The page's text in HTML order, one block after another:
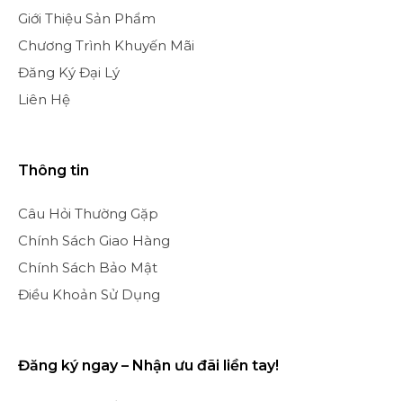
Giới Thiệu Sản Phẩm
Chương Trình Khuyến Mãi
Đăng Ký Đại Lý
Liên Hệ
Thông tin
Câu Hỏi Thường Gặp
Chính Sách Giao Hàng
Chính Sách Bảo Mật
Điều Khoản Sử Dụng
Đăng ký ngay – Nhận ưu đãi liền tay!